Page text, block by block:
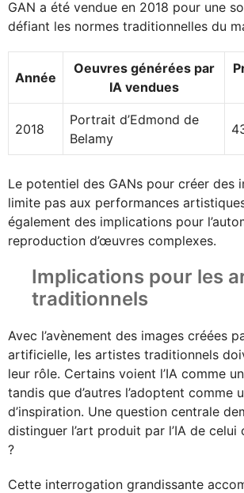
GAN a été vendue en 2018 pour une
défiant les normes traditionnelles du
Année
Oeuvres générées par
IA vendues
2018
Portrait d’Edmond de
Belamy
Le potentiel des GANs pour créer des
limite pas aux performances
également des implications pour
reproduction d’œuvres complexes.
Implications pour les
traditionnels
Avec l’avènement des images créées
artificielle, les artistes traditionnels
leur rôle. Certains voient l’IA comme
tandis que d’autres l’adoptent comme
d’inspiration. Une question centrale
distinguer l’art produit par l’IA de celui
?
Cette interrogation grandissante